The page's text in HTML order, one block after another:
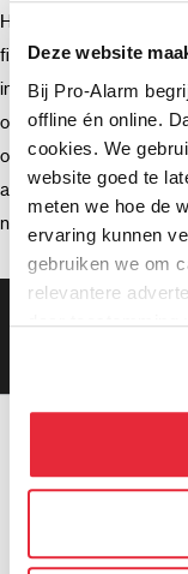
Deze website
Bij Pro-Alarm
offline én online.
cookies. We
website goed te
meten we hoe de
ervaring kunnen
gebruiken we om
relevantere
daar toestemming
kunnen deze
hebben
kunt alle cookies
We werken
kunnen
Hikvision (3)
firmware (3)
installatie (2)
ondersteuning (2)
opnemen (2)
advies (2)
netwerkrecorder (2)